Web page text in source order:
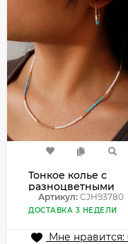
Тонкое колье с
разноцветными
вставками и
золотистыми
CJH93780
Артикул: CJH93780
ДОСТАВКА 3 НЕДЕЛИ
Мне нравится: